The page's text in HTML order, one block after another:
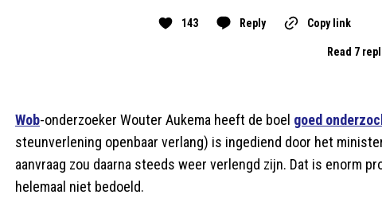
143 Reply Copy link
Read 7
Wob-onderzoeker Wouter Aukema heeft de boel goed
steunverlening openbaar verlang) is ingediend door het
aanvraag zou daarna steeds weer verlengd zijn. Dat is enorm
helemaal niet bedoeld.